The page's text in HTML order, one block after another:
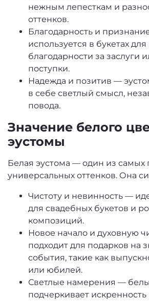
нежным лепесткам и
оттенков.
Благодарность и
используется в букетах
благодарности за заслуги
поступки.
Надежда и позитив —
в себе светлый смысл,
повода.
Значение белого
эустомы
Белая эустома — один из самых
универсальных оттенков. Она
Чистоту и невинность —
для свадебных букетов и
композиций.
Новое начало и духовную
подходит для подарков на
события, такие как
или юбилей.
Светлые намерения —
подчеркивает искренность